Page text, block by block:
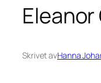
Skrivet avHanna